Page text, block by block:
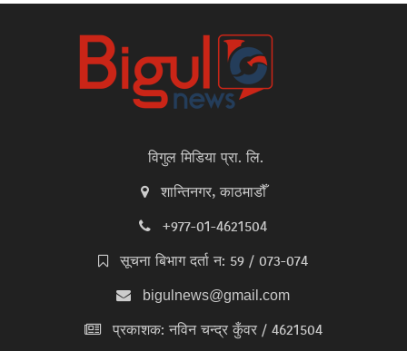
विगुल मिडिया प्रा. लि.
शान्तिनगर, काठमाडौँ
+977-01-4621504
सूचना बिभाग दर्ता न: 59 / 073-074
bigulnews@gmail.com
प्रकाशक: नविन चन्द्र कुँवर / 4621504